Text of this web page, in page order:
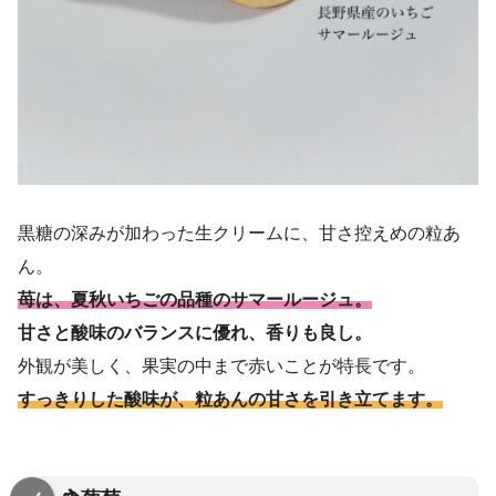
黒糖の深みが加わった生クリームに、甘さ控えめの粒あ
ん。
苺は、夏秋いちごの品種のサマールージュ。
甘さと酸味のバランスに優れ、香りも良し。
外観が美しく、果実の中まで赤いことが特長です。
すっきりした酸味が、粒あんの甘さを引き立てます。